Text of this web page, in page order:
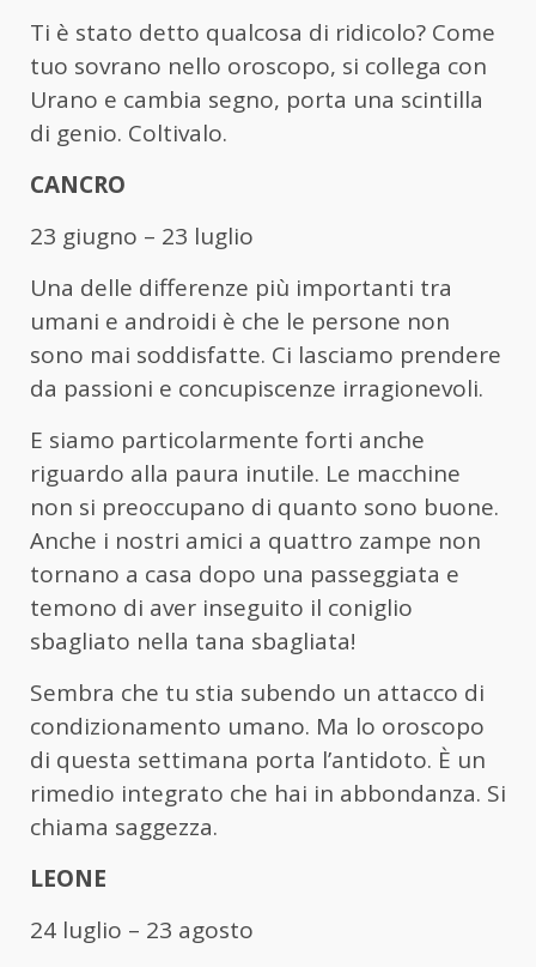
Ti è stato detto qualcosa di ridicolo? Come
tuo sovrano nello oroscopo, si collega con
Urano e cambia segno, porta una scintilla
di genio. Coltivalo.
CANCRO
23 giugno – 23 luglio
Una delle differenze più importanti tra
umani e androidi è che le persone non
sono mai soddisfatte. Ci lasciamo prendere
da passioni e concupiscenze irragionevoli.
E siamo particolarmente forti anche
riguardo alla paura inutile. Le macchine
non si preoccupano di quanto sono buone.
Anche i nostri amici a quattro zampe non
tornano a casa dopo una passeggiata e
temono di aver inseguito il coniglio
sbagliato nella tana sbagliata!
Sembra che tu stia subendo un attacco di
condizionamento umano. Ma lo oroscopo
di questa settimana porta l’antidoto. È un
rimedio integrato che hai in abbondanza. Si
chiama saggezza.
LEONE
24 luglio – 23 agosto